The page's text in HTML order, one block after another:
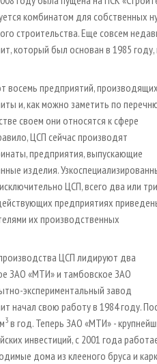
комбинатом для собственных
строительства. Еще совсем
который был основан в 1985
восемь предприятий, производящих
и, как можно заметить по
своем они относятся к сфере
ЦСП сейчас производят
предприятия, выпускающие
изделия.
ЦСП, всего два или
предприятиях
их производственных
ЦСП лидируют два
ЗАО «МТИ» и тамбовское ЗАО
экспериментальный завод
начал свою работу в 1984 году.
3 в год. Теперь ЗАО «МТИ» -
инвестиций, с 2001 года
дома из клееного бруса и